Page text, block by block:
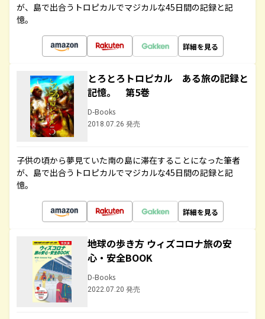
が、島で出合うトロピカルでマジカルな45日間の記録と記
憶。
詳細を見る
とろとろトロピカル ある旅の記録と
記憶。 第5巻
D-Books
2018.07.26 発売
子供の頃から夢見ていた南の島に滞在することになった筆者
が、島で出合うトロピカルでマジカルな45日間の記録と記
憶。
詳細を見る
地球の歩き方 ウィズコロナ旅の安
心・安全BOOK
D-Books
2022.07.20 発売